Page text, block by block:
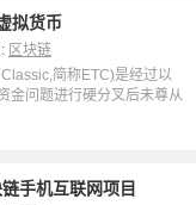
拟货币
区块链
简称ETC)是经过以
金问题进行硬分叉后未尊从
手机互联网项目